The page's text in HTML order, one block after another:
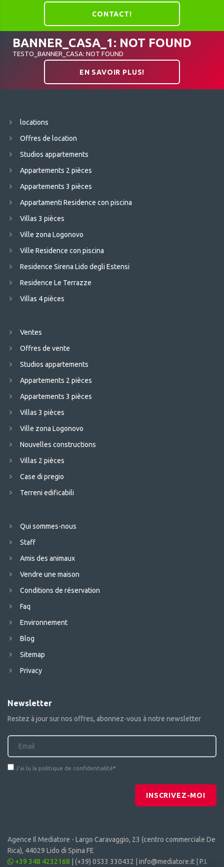
CONTACT!
BANNER_CASA_1: NOT FOUND
TESTO_BANNER_CASA: NOT FOUND
EN SAVOIR PLUS!
locations
Offres de location
Studios appartements
Appartements 2 pièces
Appartements 3 pièces
Appartamenti Residence con piscina
Villas 3 pièces
Ville zona Logonovo
Ville Residence con piscina
Residence Sirena Lido degli Estensi
Residence Le Terrazze
Villas 4 pièces
Ventes
Offres de vente
Studios appartements
Appartements 2 pièces
Appartements 3 pièces
Villas 3 pièces
Ville zona Logonovo
Nouvelles constructions
Villas 2 pièces
Case di pregio
Terreni edificabili
Qui sommes-nous
Staff
Amis des animaux
Vendre une maison
Conditions de réservation
Faq
Environnement
Blog
Sitemap
Privacy
Newsletter
Restez à jour sur nos offres, abonnez-vous à notre newsletter
J'ai lu la politique de confidentialité*
INSCRIVEZ-MOI
Agence Il Mediatore - Largo Caravaggio, 23 (centro commerciale De
Rica), 44029 Lido di Spina FE
+39 348 4232168
(+39) 0533 330432 info@mediatore.it | P.I.